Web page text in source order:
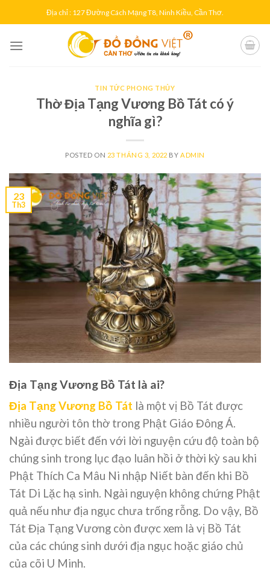
to
Địa chỉ : 127 Đường Cách Mạng T8, Ninh Kiều, Cần Thơ.
TIN TỨC PHONG THỦY
Thờ Địa Tạng Vương Bồ Tát có ý
nghĩa gì?
POSTED ON 23 THÁNG 3, 2022 BY ADMIN
23
Th3
Địa Tạng Vương Bồ Tát là ai?
Địa Tạng Vương Bồ Tát là một vị Bồ Tát được
nhiều người tôn thờ trong Phật Giáo Đông Á.
Ngài được biết đến với lời nguyện cứu độ toàn bộ
chúng sinh trong lục đạo luân hồi ở thời kỳ sau khi
Phật Thích Ca Mâu Ni nhập Niết bàn đến khi Bồ
Tát Di Lặc hạ sinh. Ngài nguyện không chứng Phật
quả nếu như địa ngục chưa trống rỗng. Do vậy, Bồ
Tát Địa Tạng Vương còn được xem là vị Bồ Tát
của các chúng sinh dưới địa ngục hoặc giáo chủ
của cõi U Minh.